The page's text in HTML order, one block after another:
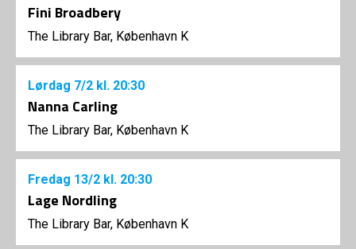
Fini Broadbery
The Library Bar, København K
Lørdag 7/2 kl. 20:30
Nanna Carling
The Library Bar, København K
Fredag 13/2 kl. 20:30
Lage Nordling
The Library Bar, København K